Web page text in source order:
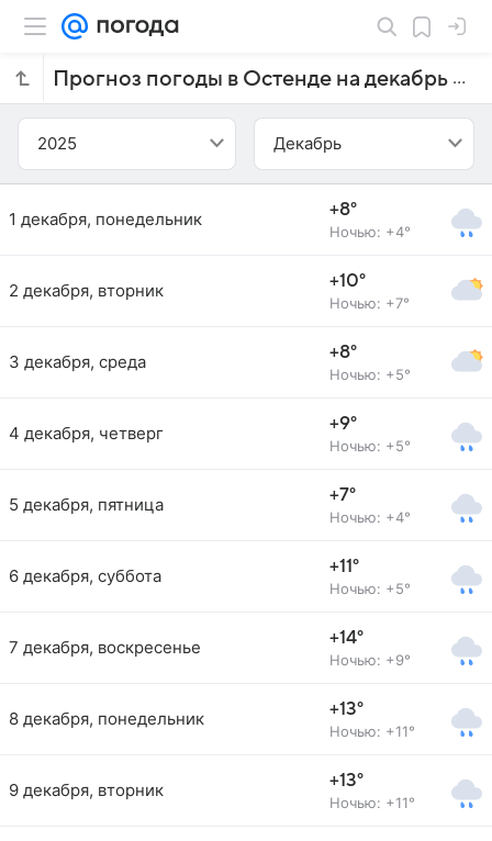
Прогноз погоды в Остенде на декабрь 2025 года
2025 Декабрь
1 декабря, понедельник +8°
Ночью: +4°
2 декабря, вторник +10°
Ночью: +7°
3 декабря, среда +8°
Ночью: +5°
4 декабря, четверг +9°
Ночью: +5°
5 декабря, пятница +7°
Ночью: +4°
6 декабря, суббота +11°
Ночью: +5°
7 декабря, воскресенье +14°
Ночью: +9°
8 декабря, понедельник +13°
Ночью: +11°
9 декабря, вторник +13°
Ночью: +11°